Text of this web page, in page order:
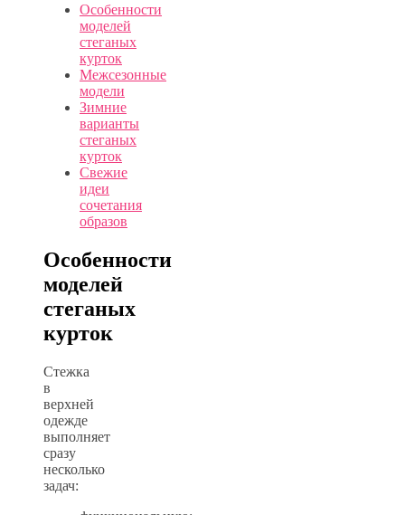
Особенности
моделей
стеганых
курток
Межсезонные
модели
Зимние
варианты
стеганых
курток
Свежие
идеи
сочетания
образов
Особенности
моделей
стеганых
курток
Стежка
в
верхней
одежде
выполняет
сразу
несколько
задач: